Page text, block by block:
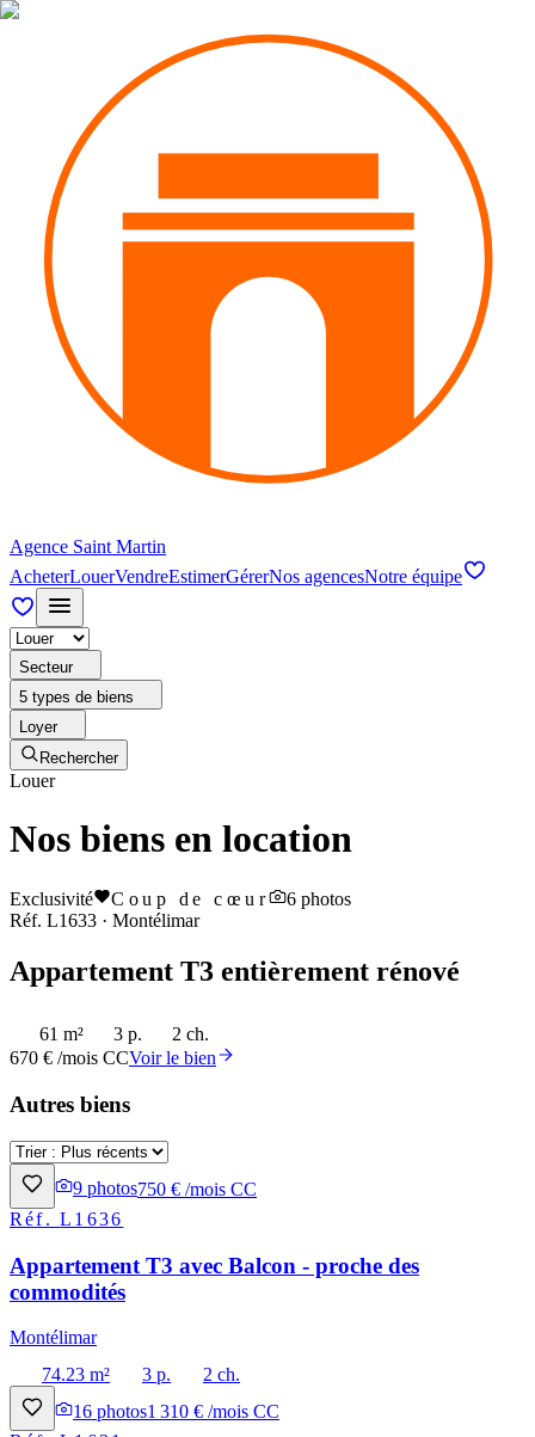
Agence Saint Martin
AcheterLouerVendreEstimerGérerNos agencesNotre équipe
Secteur
5 types de biens
Loyer
Rechercher
Louer
Nos biens en location
Exclusivité Coup de cœur 6 photos
Réf. L1633 · Montélimar
Appartement T3 entièrement rénové
61 m² 3 p.
2 ch.
670 € /mois CCVoir le bien
Autres biens
9 photos750 € /mois CC
Réf.L1636
Appartement T3 avec Balcon - proche des
commodités
Montélimar
74.23 m²
3 p.
2 ch.
16 photos1 310 € /mois CC